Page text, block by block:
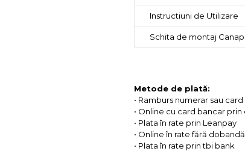
Instructiuni de Utilizare
Schita de montaj
Metode de plată:
• Ramburs numerar sau
• Online cu card bancar
• Plata în rate prin Leanpay
• Online în rate fără
• Plata în rate prin tbi bank